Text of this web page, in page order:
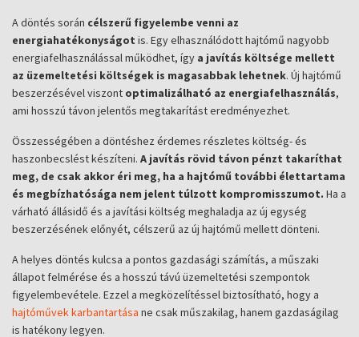
A döntés során célszerű figyelembe venni az
energiahatékonyságot is. Egy elhasználódott hajtómű nagyobb
energiafelhasználással működhet, így a javítás költsége mellett
az üzemeltetési költségek is magasabbak lehetnek. Új hajtómű
beszerzésével viszont optimalizálható az energiafelhasználás,
ami hosszú távon jelentős megtakarítást eredményezhet.
Összességében a döntéshez érdemes részletes költség- és
haszonbecslést készíteni. A javítás rövid távon pénzt takaríthat
meg, de csak akkor éri meg, ha a hajtómű további élettartama
és megbízhatósága nem jelent túlzott kompromisszumot. Ha a
várható állásidő és a javítási költség meghaladja az új egység
beszerzésének előnyét, célszerű az új hajtómű mellett dönteni.
A helyes döntés kulcsa a pontos gazdasági számítás, a műszaki
állapot felmérése és a hosszú távú üzemeltetési szempontok
figyelembevétele. Ezzel a megközelítéssel biztosítható, hogy a
hajtóművek karbantartása ne csak műszakilag, hanem gazdaságilag
is hatékony legyen.